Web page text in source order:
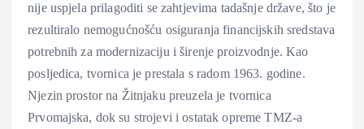
nije uspjela prilagoditi se zahtjevima tadašnje države, što je
rezultiralo nemogućnošću osiguranja financijskih sredstava
potrebnih za modernizaciju i širenje proizvodnje. Kao
posljedica, tvornica je prestala s radom 1963. godine.
Njezin prostor na Žitnjaku preuzela je tvornica
Prvomajska, dok su strojevi i ostatak opreme TMZ-a